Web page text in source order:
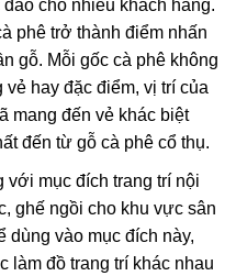
cho nhiều khách hàng.
phê trở thành điểm nhấn
gỗ. Mỗi gốc cà phê không
hay đặc điểm, vị trí của
mang đến vẻ khác biệt
đến từ gỗ cà phê cổ thụ.
mục đích trang trí nội
ghế ngồi cho khu vực sân
dùng vào mục đích này,
làm đồ trang trí khác nhau